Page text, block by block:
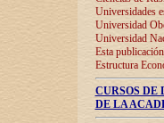
Universidades
Universidad
Universidad
Esta
Estructura
CURSOS
DE LA